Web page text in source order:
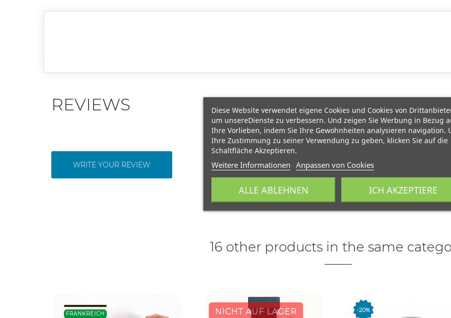
REVIEWS
WRITE YOUR REVIEW
16 other products in the same
FRANKREICH NICHT AUF LAGER -20%
Diese Website verwendet eigene Cookies und Cookies von
um unsereDienste zu verbessern. Und zeigen Sie Werbung in Bezug
Ihre Vorlieben, indem Sie Ihre Gewohnheiten analysieren navigation.
Ihre Zustimmung zu seiner Verwendung zu geben, klicken Sie auf die
Schaltfläche Akzeptieren.
Weitere Informationen Anpassen von Cookies
ALLE ABLEHNEN ICH AKZEPTIERE